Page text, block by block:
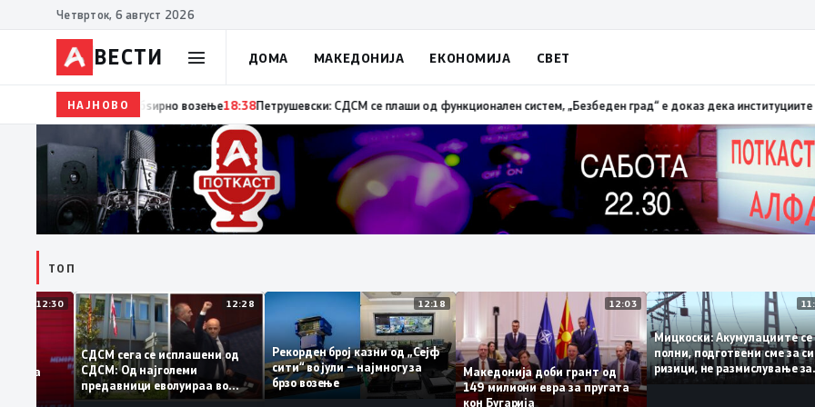
Четврток, 6 август 2026
ВЕСТИ ДОМА МАКЕДОНИЈА ЕКОНОМИЈА СВЕТ
НАЈНОВО18:38МВР: 222 сообраќајни прекршоци од возачи на мотоцикли, 14 лишени поради безобѕирно возење18:38Петрушевски:
ТОП
12:30
на
12:28
СДСМ сега се исплашени од
СДСМ: Од најголеми
предавници еволуираа во
најголеми патриоти
12:18
Рекорден број казни од „Сејф
сити“ во јули – најмногу за
брзо возење
12:03
Македонија доби грант од
149 милиони евра за пругата
кон Бугарија
Мицкоски:
полни, подготвени сме
ризици, не
поскапување на струјата